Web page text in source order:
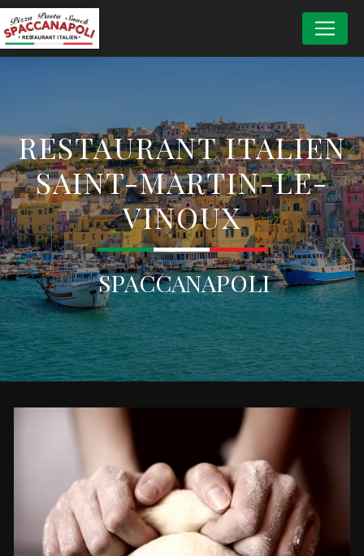
RESTAURANT ITALIEN
SAINT-MARTIN-LE-
VINOUX
SPACCANAPOLI
Panneau de gestion des cookies